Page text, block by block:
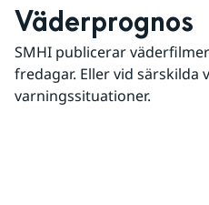
Väderprognos
SMHI publicerar
fredagar. Eller vid särskilda
varningssituationer.